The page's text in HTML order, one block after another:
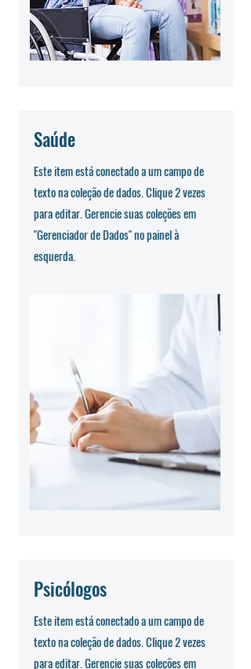
Saúde
Este item está conectado a um campo de
texto na coleção de dados. Clique 2 vezes
para editar. Gerencie suas coleções em
"Gerenciador de Dados" no painel à
esquerda.
Psicólogos
Este item está conectado a um campo de
texto na coleção de dados. Clique 2 vezes
para editar. Gerencie suas coleções em